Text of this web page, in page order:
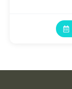
19/08/2026